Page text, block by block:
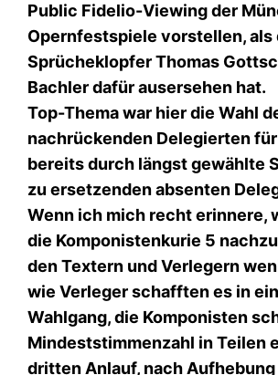
Public Fidelio-Viewing der
Opernfestspiele vorstellen, als
Sprücheklopfer Thomas
Bachler dafür ausersehen hat.
Top-Thema war hier die Wahl
nachrückenden Delegierten
bereits durch längst gewählte
zu ersetzenden absenten
Wenn ich mich recht erinnere,
die Komponistenkurie 5
den Textern und Verlegern
wie Verleger schafften es in
Wahlgang, die Komponisten
Mindeststimmenzahl in Teilen
dritten Anlauf, nach